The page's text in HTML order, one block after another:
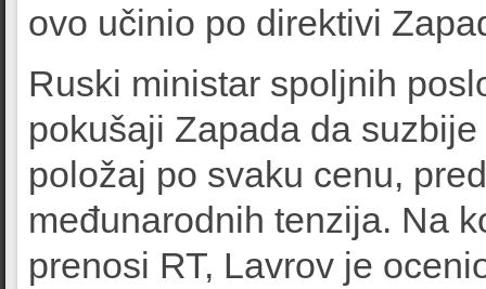
ovo učinio po direktivi
Ruski ministar spoljnih
pokušaji Zapada da
položaj po svaku cenu,
međunarodnih tenzija. Na
prenosi RT, Lavrov je